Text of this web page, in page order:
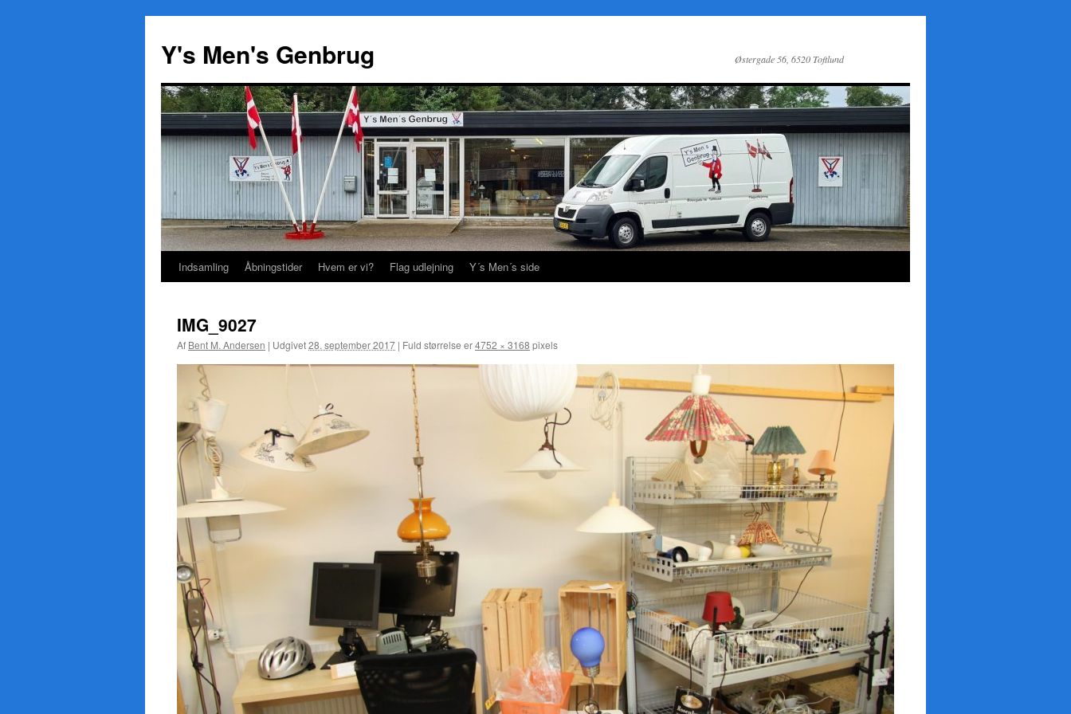
Y's Men's Genbrug Østergade 56, 6520 Toftlund
Hop
indhold
Indsamling Åbningstider Hvem er vi? Flag udlejning Y´s Men´s side
IMG_9027
Af Bent M. Andersen | Udgivet28. september 2017 | Fuld størrelse er4752 × 3168 pixels